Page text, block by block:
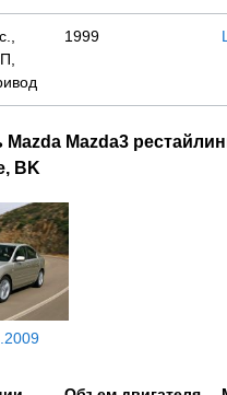
1999
Mazda Mazda3
BK